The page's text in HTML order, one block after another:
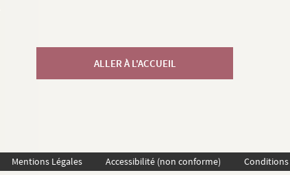
ALLER À L'ACCUEIL
Mentions Légales Accessibilité (non conforme)